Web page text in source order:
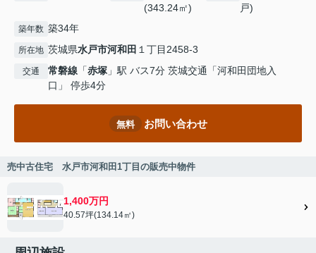
(343.24㎡)
戸)
築年数 築34年
所在地 茨城県水戸市河和田 １丁目2458-3
交通 常磐線 「赤塚 」駅 バス7分 茨城交通「河和田団地入
口」 停歩4分
無料 お問い合わせ
売中古住宅 水戸市河和田1丁目の販売中物件
1,400万円
40.57坪(134.14㎡)